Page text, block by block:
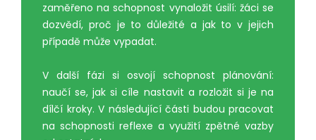
zaměřeno na schopnost vynaložit úsilí: žáci se
dozvědí, proč je to důležité a jak to v jejich
případě může vypadat.
V další fázi si osvojí schopnost plánování:
naučí se, jak si cíle nastavit a rozložit si je na
dílčí kroky. V následující části budou pracovat
na schopnosti reflexe a využití zpětné vazby